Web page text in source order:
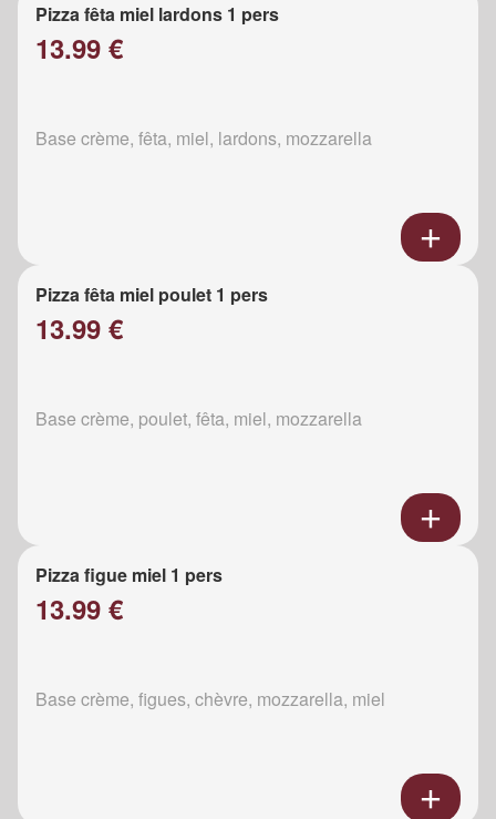
Pizza fêta miel lardons 1 pers
13.99 €
Base crème, fêta, miel, lardons, mozzarella
Pizza fêta miel poulet 1 pers
13.99 €
Base crème, poulet, fêta, miel, mozzarella
Pizza figue miel 1 pers
13.99 €
Base crème, figues, chèvre, mozzarella, miel